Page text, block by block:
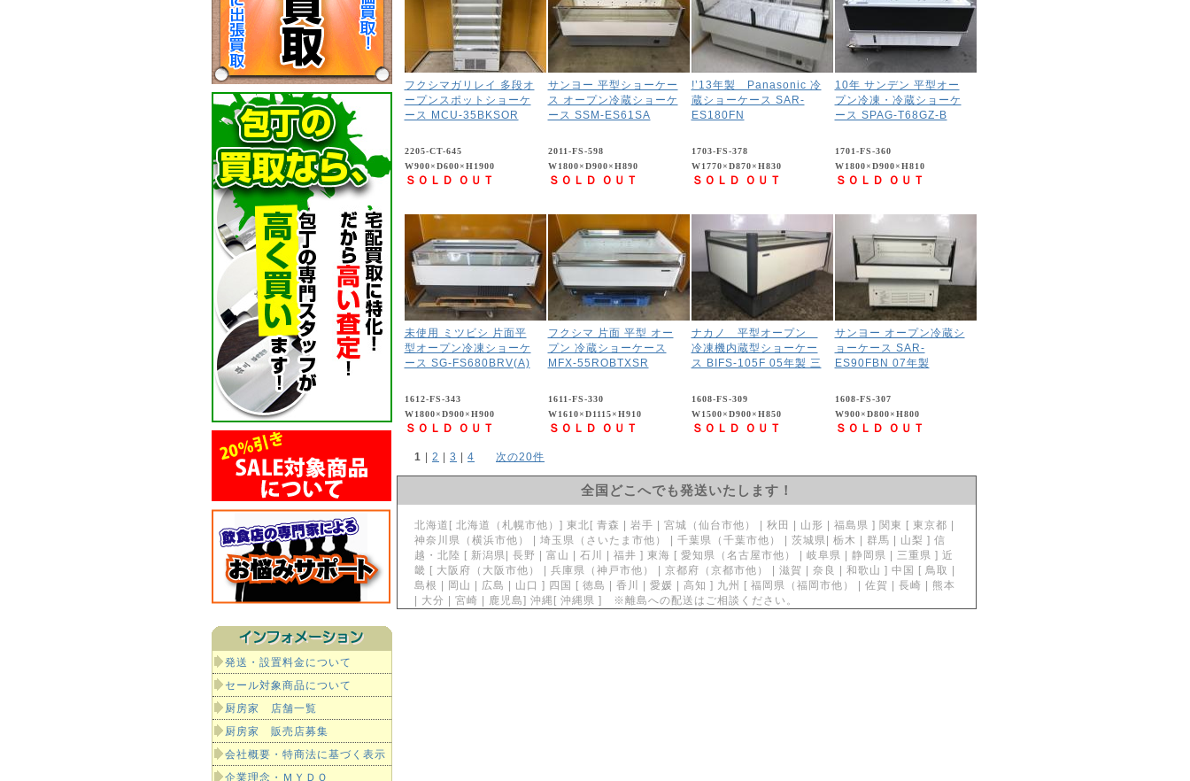
発送・設置料金について
セール対象商品について
厨房家 店舗一覧
厨房家 販売店募集
会社概要・特商法に基づく表示
企業理念・ＭＹＤＯ
フクシマガリレイ 多段オ
ープンスポットショーケ
ース MCU-35BKSOR
2205-CT-645
W900×D600×H1900
ＳＯＬＤ ＯＵＴ
サンヨー 平型ショーケー
ス オープン冷蔵ショーケ
ース SSM-ES61SA
2011-FS-598
W1800×D900×H890
ＳＯＬＤ ＯＵＴ
!’13年製 Panasonic 冷
蔵ショーケース SAR-
ES180FN
1703-FS-378
W1770×D870×H830
ＳＯＬＤ ＯＵＴ
10年 サンデン 平型オー
プン冷凍・冷蔵ショーケ
ース SPAG-T68GZ-B
1701-FS-360
W1800×D900×H810
ＳＯＬＤ ＯＵＴ
未使用 ミツビシ 片面平
型オープン冷凍ショーケ
ース SG-FS680BRV(A)
1612-FS-343
W1800×D900×H900
ＳＯＬＤ ＯＵＴ
フクシマ 片面 平型 オー
プン 冷蔵ショーケース
MFX-55ROBTXSR
1611-FS-330
W1610×D1115×H910
ＳＯＬＤ ＯＵＴ
ナカノ 平型オープン
冷凍機内蔵型ショーケー
ス BIFS-105F 05年製 三
1608-FS-309
W1500×D900×H850
ＳＯＬＤ ＯＵＴ
サンヨー オープン冷蔵シ
ョーケース SAR-
ES90FBN 07年製
1608-FS-307
W900×D800×H800
ＳＯＬＤ ＯＵＴ
1 | 2 | 3 | 4 次の20件
全国どこへでも発送いたします！
北海道[ 北海道（札幌市他）] 東北[ 青森 | 岩手 | 宮城（仙台市他） | 秋田 | 山形 | 福島県 ] 関東 [ 東京都 |
神奈川県（横浜市他） | 埼玉県（さいたま市他） | 千葉県（千葉市他） | 茨城県| 栃木 | 群馬 | 山梨 ] 信
越・北陸 [ 新潟県| 長野 | 富山 | 石川 | 福井 ] 東海 [ 愛知県（名古屋市他） | 岐阜県 | 静岡県 | 三重県 ] 近
畿 [ 大阪府（大阪市他） | 兵庫県（神戸市他） | 京都府（京都市他） | 滋賀 | 奈良 | 和歌山 ] 中国 [ 鳥取 |
島根 | 岡山 | 広島 | 山口 ] 四国 [ 徳島 | 香川 | 愛媛 | 高知 ] 九州 [ 福岡県（福岡市他） | 佐賀 | 長崎 | 熊本
| 大分 | 宮崎 | 鹿児島] 沖縄[ 沖縄県 ] ※離島への配送はご相談ください。